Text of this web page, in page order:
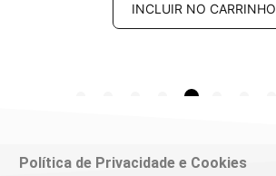
INCLUIR NO CARRINHO
Política de Privacidade e Cookies